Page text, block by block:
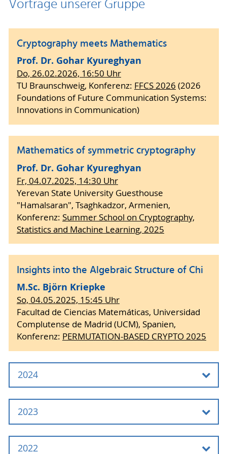
Daniel Gerike
Shape X^t+γTr(X^k)
Anna-Maurin Graner
Irreducible polynomials over finite fields for
Lukas Kölsch
Mathematical aspects of the design and
security of block ciphers
Assistant Professor
(University of South Florida)
Max Schulz
Vorträge unserer Gruppe
Cryptography meets Mathematics
Prof. Dr. Gohar Kyureghyan
Do, 26.02.2026, 16:50 Uhr
TU Braunschweig, Konferenz: FFCS 2026 (2026
Foundations of Future Communication Systems:
Innovations in Communication)
Mathematics of symmetric cryptography
Prof. Dr. Gohar Kyureghyan
Fr, 04.07.2025, 14:30 Uhr
Yerevan State University Guesthouse
"Hamalsaran", Tsaghkadzor, Armenien,
Konferenz: Summer School on Cryptography,
Statistics and Machine Learning, 2025
Insights into the Algebraic Structure of Chi
M.Sc. Björn Kriepke
So, 04.05.2025, 15:45 Uhr
Facultad de Ciencias Matemáticas, Universidad
Complutense de Madrid (UCM), Spanien,
Konferenz: PERMUTATION-BASED CRYPTO 2025
2024
Rational transformations that are never
irreducible
M.Sc. Max Schulz
2023
The factorization of X^n-a and f(X^n)
2022